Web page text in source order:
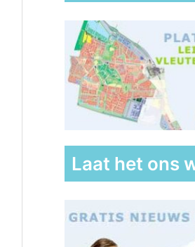
Laat het ons